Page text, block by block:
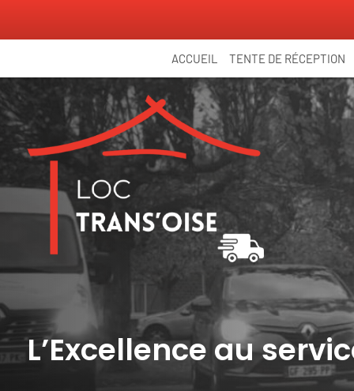
ACCUEIL TENTE DE RÉCEPTION
L’Excellence au